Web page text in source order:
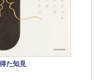
た知見